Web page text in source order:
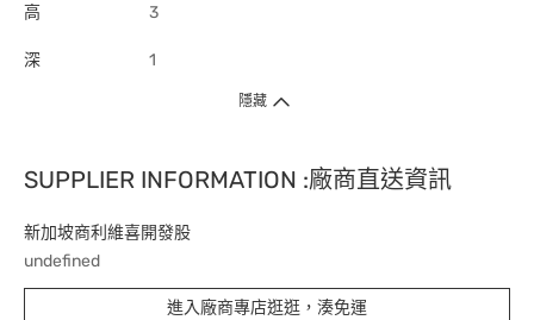
高 3
深 1
隱藏
SUPPLIER INFORMATION :廠商直送資訊
新加坡商利維喜開發股
undefined
進入廠商專店逛逛，湊免運